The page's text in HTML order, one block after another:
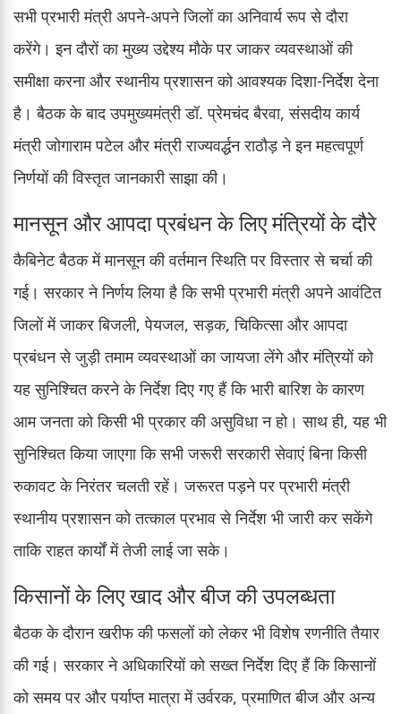
सभी प्रभारी मंत्री अपने-अपने जिलों का अनिवार्य रूप से दौरा
करेंगे। इन दौरों का मुख्य उद्देश्य मौके पर जाकर व्यवस्थाओं की
समीक्षा करना और स्थानीय प्रशासन को आवश्यक दिशा-निर्देश देना
है। बैठक के बाद उपमुख्यमंत्री डॉ. प्रेमचंद बैरवा, संसदीय कार्य
मंत्री जोगाराम पटेल और मंत्री राज्यवर्द्धन राठौड़ ने इन महत्वपूर्ण
निर्णयों की विस्तृत जानकारी साझा की।
मानसून और आपदा प्रबंधन के लिए मंत्रियों के दौरे
कैबिनेट बैठक में मानसून की वर्तमान स्थिति पर विस्तार से चर्चा की
गई। सरकार ने निर्णय लिया है कि सभी प्रभारी मंत्री अपने आवंटित
जिलों में जाकर बिजली, पेयजल, सड़क, चिकित्सा और आपदा
प्रबंधन से जुड़ी तमाम व्यवस्थाओं का जायजा लेंगे और मंत्रियों को
यह सुनिश्चित करने के निर्देश दिए गए हैं कि भारी बारिश के कारण
आम जनता को किसी भी प्रकार की असुविधा न हो। साथ ही, यह भी
सुनिश्चित किया जाएगा कि सभी जरूरी सरकारी सेवाएं बिना किसी
रुकावट के निरंतर चलती रहें। जरूरत पड़ने पर प्रभारी मंत्री
स्थानीय प्रशासन को तत्काल प्रभाव से निर्देश भी जारी कर सकेंगे
ताकि राहत कार्यों में तेजी लाई जा सके।
किसानों के लिए खाद और बीज की उपलब्धता
बैठक के दौरान खरीफ की फसलों को लेकर भी विशेष रणनीति तैयार
की गई। सरकार ने अधिकारियों को सख्त निर्देश दिए हैं कि किसानों
को समय पर और पर्याप्त मात्रा में उर्वरक, प्रमाणित बीज और अन्य